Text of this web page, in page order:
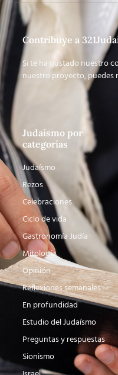
Contribuye a
Si te ha gustado nuestro
nuestro proyecto, puedes
Judaísmo por
categorías
Judaísmo
Rezos
Celebraciones
Ciclo de vida
Gastronomía Judía
Mitología
Opinión
Reflexiones semanales
En profundidad
Estudio del Judaísmo
Preguntas y respuestas
Sionismo